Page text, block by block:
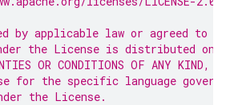
by applicable law or agreed to
the License is distributed on
OR CONDITIONS OF ANY
for the specific language
the License.